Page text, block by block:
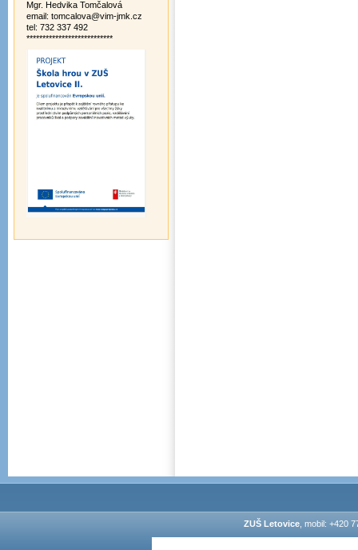
Mgr. Hedvika Tomčalová
email: tomcalova@vim-jmk.cz
tel: 732 337 492
***************************
ZUŠ Letovice, mobil: +420